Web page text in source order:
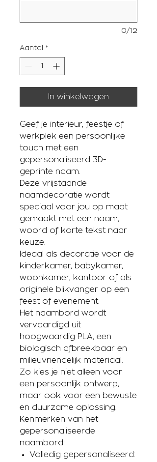
0/12
Aantal *
In winkelwagen
Geef je interieur, feestje of
werkplek een persoonlijke
touch met een
gepersonaliseerd 3D-
geprinte naam.
Deze vrijstaande
naamdecoratie wordt
speciaal voor jou op maat
gemaakt met een naam,
woord of korte tekst naar
keuze.
Ideaal als decoratie voor de
kinderkamer, babykamer,
woonkamer, kantoor of als
originele blikvanger op een
feest of evenement.
Het naambord wordt
vervaardigd uit
hoogwaardig PLA, een
biologisch afbreekbaar en
milieuvriendelijk materiaal.
Zo kies je niet alleen voor
een persoonlijk ontwerp,
maar ook voor een bewuste
en duurzame oplossing.
Kenmerken van het
gepersonaliseerde
naambord:
Volledig gepersonaliseerd: